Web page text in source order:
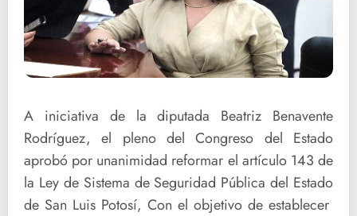
A iniciativa de la diputada Beatriz Benavente
Rodríguez, el pleno del Congreso del Estado
aprobó por unanimidad reformar el artículo 143 de
la Ley de Sistema de Seguridad Pública del Estado
de San Luis Potosí, Con el objetivo de establecer